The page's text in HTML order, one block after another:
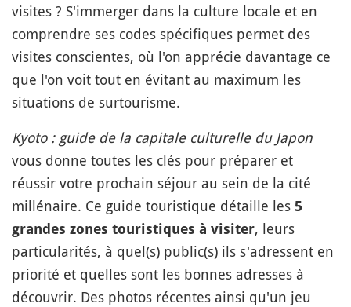
visites ? S'immerger dans la culture locale et en
comprendre ses codes spécifiques permet des
visites conscientes, où l'on apprécie davantage ce
que l'on voit tout en évitant au maximum les
situations de surtourisme.
Kyoto : guide de la capitale culturelle du Japon
vous donne toutes les clés pour préparer et
réussir votre prochain séjour au sein de la cité
millénaire. Ce guide touristique détaille les 5
grandes zones touristiques à visiter, leurs
particularités, à quel(s) public(s) ils s'adressent en
priorité et quelles sont les bonnes adresses à
découvrir. Des photos récentes ainsi qu'un jeu